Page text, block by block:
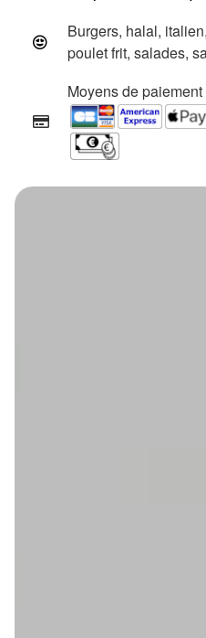
Burgers, halal,
poulet frit, salades,
Moyens de paiement